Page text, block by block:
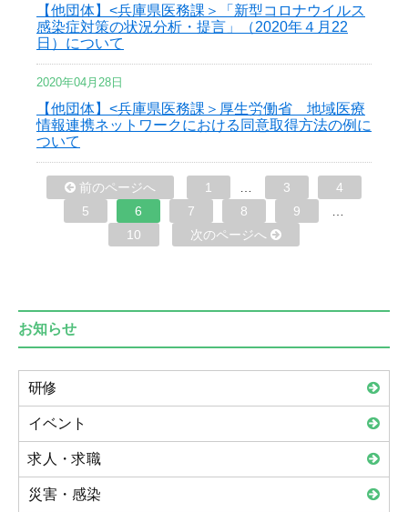
【他団体】<兵庫県医務課＞「新型コロナウイルス
感染症対策の状況分析・提言」（2020年４月22
日）について
2020年04月28日
【他団体】<兵庫県医務課＞厚生労働省 地域医療
情報連携ネットワークにおける同意取得方法の例に
ついて
前のページへ 1 … 3
4
5
6 7 8 9
…
10
次のページへ
お知らせ
研修
イベント
求人・求職
災害・感染